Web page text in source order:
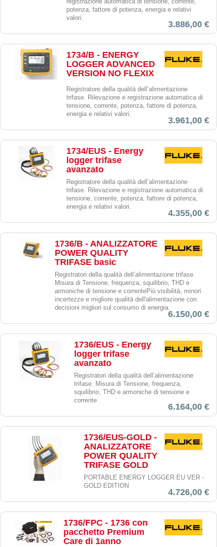
potenza, fattore di potenza, energia e relativi
valori.
3.886,00 €
1734/B - ENERGY
LOGGER ADVANCED
VERSION NO FLEXIX
Registratore della qualità dell’alimentazione
trifase. Rilevazione e registrazione automatica di
tensione, corrente, potenza, fattore di potenza,
energia e relativi valori.
3.961,00 €
1734/EUS - Energy
logger trifase
avanzato
Registratore della qualità dell’alimentazione
trifase. Rilevazione e registrazione automatica di
tensione, corrente, potenza, fattore di potenza,
energia e relativi valori.
4.355,00 €
1736/B - ANALIZZATORE
POWER QUALITY
TRIFASE basic
Registratori della qualità dell’alimentazione trifase.
Misura di Tensione, frequenza, squilibrio, THD e
armoniche di tensione e correntePiù visibilità, minori
incertezze e migliore qualità dell'alimentazione con
decisioni migliori sul consumo di energia.
6.150,00 €
1736/EUS - Energy
logger trifase
avanzato
Registratori della qualità dell’alimentazione
trifase. Misura di Tensione, frequenza,
squilibrio, THD e armoniche di tensione e
corrente
6.164,00 €
1736/EUS-GOLD -
ANALIZZATORE
POWER QUALITY
TRIFASE GOLD
PORTABLE ENERGY LOGGER EU VER -
GOLD EDITION
4.726,00 €
1736/FPC - 1736 con
pacchetto Premium
Care di 1anno